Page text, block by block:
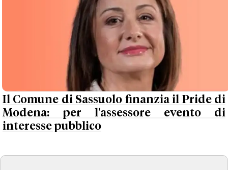
Il Comune di Sassuolo finanzia il Pride di
Modena: per l'assessore evento di
interesse pubblico